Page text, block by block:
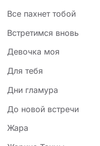
Все пахнет тобой
Встретимся вновь
Девочка моя
Для тебя
Дни гламура
До новой встречи
Жара